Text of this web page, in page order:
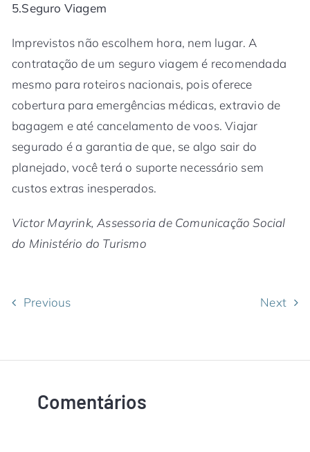
5.Seguro Viagem
Imprevistos não escolhem hora, nem lugar. A
contratação de um seguro viagem é recomendada
mesmo para roteiros nacionais, pois oferece
cobertura para emergências médicas, extravio de
bagagem e até cancelamento de voos. Viajar
segurado é a garantia de que, se algo sair do
planejado, você terá o suporte necessário sem
custos extras inesperados.
Victor Mayrink, Assessoria de Comunicação Social
do Ministério do Turismo
Previous Next
Comentários